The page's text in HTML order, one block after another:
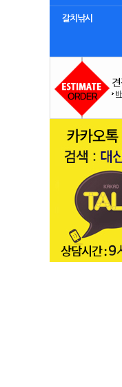
갈치낚시